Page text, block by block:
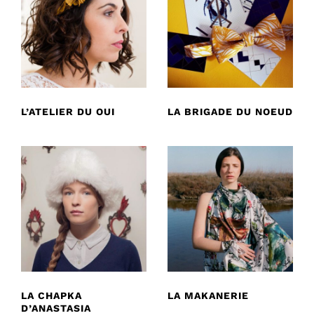
L’ATELIER DU OUI LA BRIGADE DU NOEUD
LA CHAPKA
D’ANASTASIA
LA MAKANERIE